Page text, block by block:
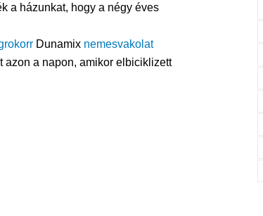
a házunkat, hogy a négy éves
Dunamix nemesvakolat
azon a napon, amikor elbiciklizett